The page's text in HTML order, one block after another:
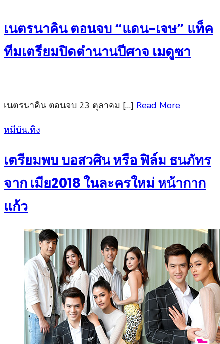
เนตรนาคิน ตอนจบ “แดน-เจษ” แท็ค
ทีมเตรียมปิดตำนานปีศาจ เมดูซา
เนตรนาคิน ตอนจบ 23 ตุลาคม […] Read More
Posted
หมีบันเทิง
เตรียมพบ บอสวศิน หรือ ฟิล์ม ธนภัทร
จาก เมีย2018 ในละครใหม่ หน้ากาก
แก้ว